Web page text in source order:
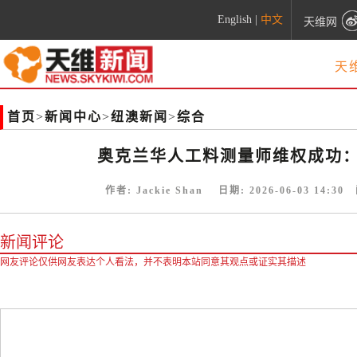
English 中文 天维网
天
首页>新闻中心>纽澳新闻 >综合
奥克兰华人工料测量师维权成功
作者: Jackie Shan 日期: 2026-06-03 14:30
新闻评论
网友评论仅供网友表达个人看法，并不表明本站同意其观点或证实其描述